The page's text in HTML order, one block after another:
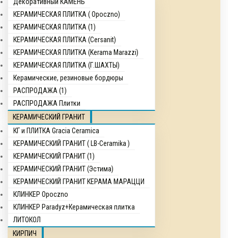
КЕРАМИЧЕСКАЯ ПЛИТКА ( Opocznо)
КЕРАМИЧЕСКАЯ ПЛИТКА (1)
КЕРАМИЧЕСКАЯ ПЛИТКА (Cersanit)
КЕРАМИЧЕСКАЯ ПЛИТКА (Kerama Marazzi)
КЕРАМИЧЕСКАЯ ПЛИТКА (Г.ШАХТЫ)
Керамические, резиновые бордюры
РАСПРОДАЖА (1)
РАСПРОДАЖА Плитки
КЕРАМИЧЕСКИЙ ГРАНИТ
КГ и ПЛИТКА Gracia Ceramica
КЕРАМИЧЕСКИЙ ГРАНИТ ( LB-Ceramika )
КЕРАМИЧЕСКИЙ ГРАНИТ (1)
КЕРАМИЧЕСКИЙ ГРАНИТ (Эстима)
КЕРАМИЧЕСКИЙ ГРАНИТ КЕРАМА МАРАЦЦИ
КЛИНКЕР Opocznо
КЛИНКЕР Paradyz+Керамическая плитка
ЛИТОКОЛ
КИРПИЧ